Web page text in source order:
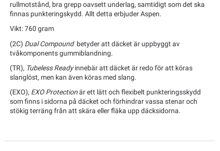
rullmotstånd, bra grepp oavsett underlag, samtidigt som det ska
finnas punkteringskydd. Allt detta erbjuder Aspen.
Vikt: 760 gram
(2C) Dual Compound betyder att däcket är uppbyggt av
tvåkomponents gummiblandning.
(TR), Tubeless Readyinnebär att däcket är redo för att köras
slanglöst, men kan även köras med slang.
(EXO), EXO Protectionär ett lätt och flexibelt punkteringsskydd
som finns i sidorna på däcket och förhindrar vassa stenar och
stökig terräng från att skära eller fläka upp däcksidorna.